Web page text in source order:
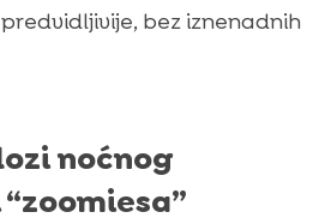
bez iznenadnih
noćnog